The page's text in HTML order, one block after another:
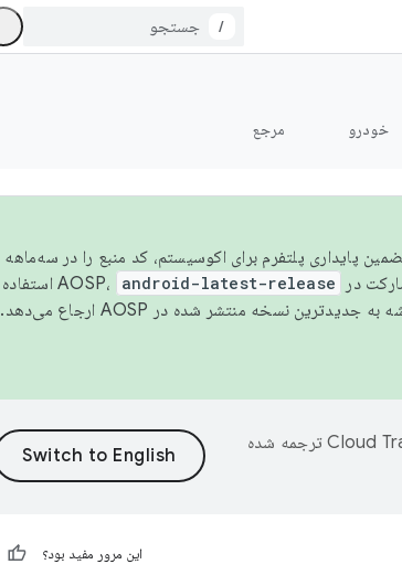
/
خودرو مرجع
و تضمین پایداری پلتفرم برای اکوسیستم، کد منبع را در سه‌ماهه
android-latest-release
استفاده
همیشه به جدیدترین نسخه منتشر شده در AOSP ارجاع می‌دهد.
ترجمه شده
این مرور مفید بود؟